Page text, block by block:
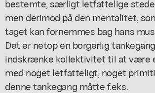
bestemte, særligt letfattelige
men derimod på den mentalitet,
taget kan fornemmes bag hans
Det er netop en borgerlig
indskrænke kollektivitet til at være
med noget letfatteligt, noget
denne tankegang måtte f.eks.